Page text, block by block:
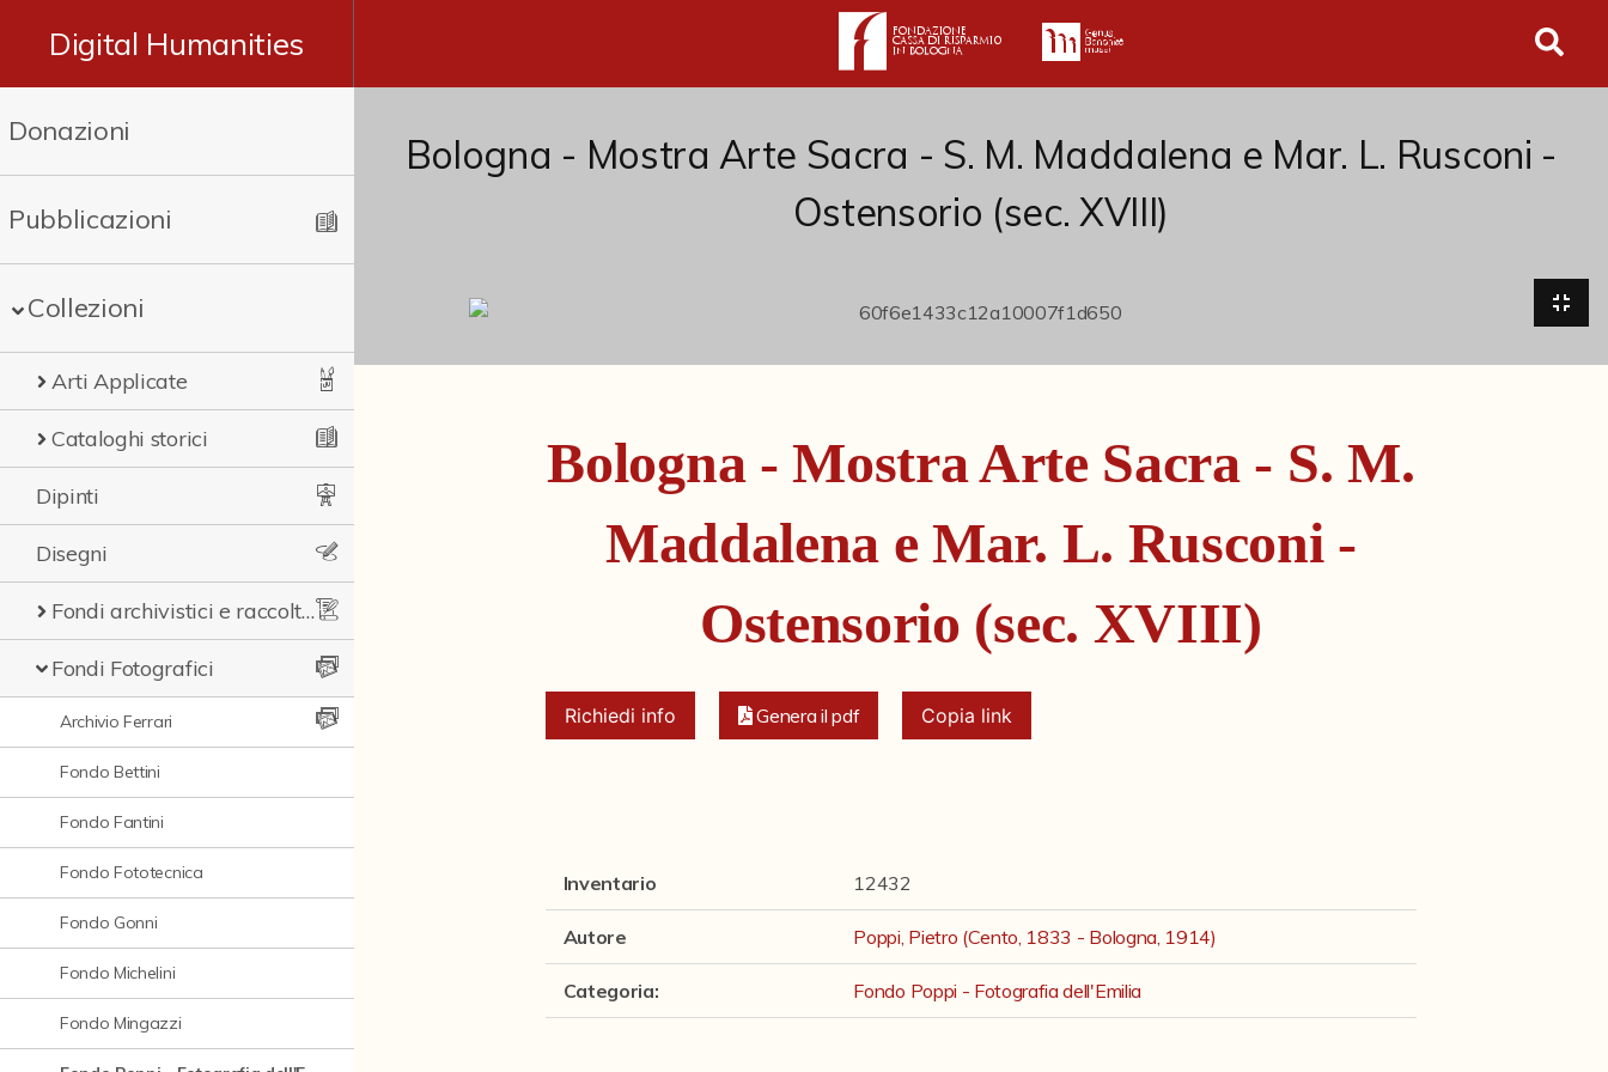
Digital Humanities
Donazioni
Pubblicazioni
Collezioni
Arti Applicate
Cataloghi storici
Dipinti
Disegni
Fondi archivistici e raccolte documentarie
Fondi Fotografici
Archivio Ferrari
Fondo Bettini
Fondo Fantini
Fondo Fototecnica
Fondo Gonni
Fondo Michelini
Fondo Mingazzi
Bologna - Mostra Arte Sacra - S. M. Maddalena e Mar. L. Rusconi -
Ostensorio (sec. XVIII)
Bologna - Mostra Arte Sacra - S. M.
Maddalena e Mar. L. Rusconi -
Ostensorio (sec. XVIII)
Richiedi info Genera il pdf Copia link
Inventario 12432
Autore Poppi, Pietro (Cento, 1833 - Bologna, 1914)
Categoria: Fondo Poppi - Fotografia dell'Emilia